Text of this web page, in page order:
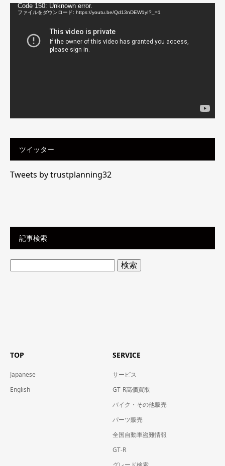
動Code 150: Unknown error.
ファイルをダウンロード: https://youtu.be/Qd13nDEW1yI?_=1
ツイッター
Tweets by trustplanning32
記事検索
検
索:
TOP
Japanese
English
SERVICE
サービス
GT-R高価買取
バイク・その他販売
パーツ販売
全国自動車盗難情報
GT-R